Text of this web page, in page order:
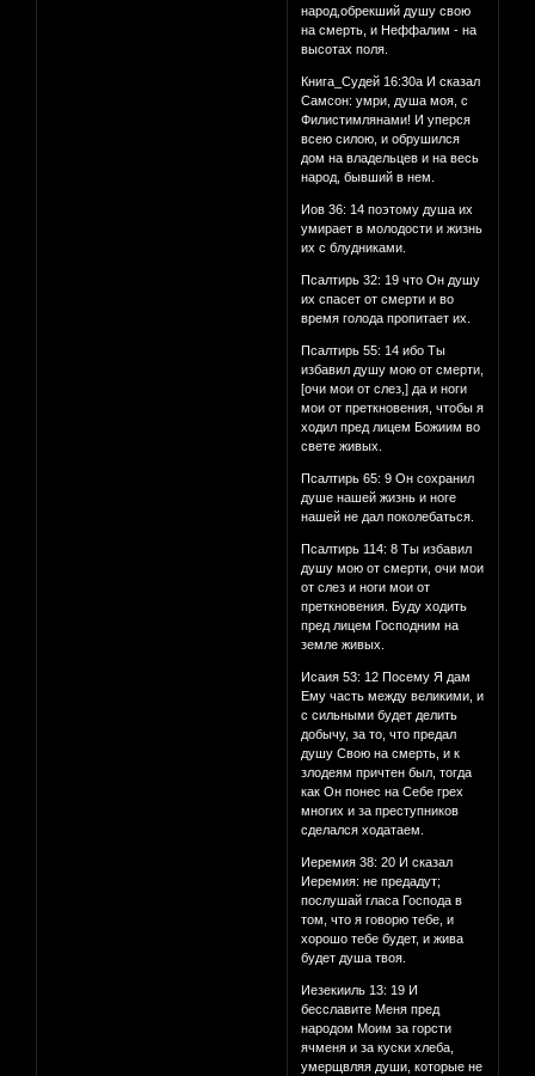
народ,обрекший душу свою
на смерть, и Неффалим - на
высотах поля.
Книга_Судей 16:30а И сказал
Самсон: умри, душа моя, с
Филистимлянами! И уперся
всею силою, и обрушился
дом на владельцев и на весь
народ, бывший в нем.
Иов 36: 14 поэтому душа их
умирает в молодости и жизнь
их с блудниками.
Псалтирь 32: 19 что Он душу
их спасет от смерти и во
время голода пропитает их.
Псалтирь 55: 14 ибо Ты
избавил душу мою от смерти,
[очи мои от слез,] да и ноги
мои от преткновения, чтобы я
ходил пред лицем Божиим во
свете живых.
Псалтирь 65: 9 Он сохранил
душе нашей жизнь и ноге
нашей не дал поколебаться.
Псалтирь 114: 8 Ты избавил
душу мою от смерти, очи мои
от слез и ноги мои от
преткновения. Буду ходить
пред лицем Господним на
земле живых.
Исаия 53: 12 Посему Я дам
Ему часть между великими, и
с сильными будет делить
добычу, за то, что предал
душу Свою на смерть, и к
злодеям причтен был, тогда
как Он понес на Себе грех
многих и за преступников
сделался ходатаем.
Иеремия 38: 20 И сказал
Иеремия: не предадут;
послушай гласа Господа в
том, что я говорю тебе, и
хорошо тебе будет, и жива
будет душа твоя.
Иезекииль 13: 19 И
бесславите Меня пред
народом Моим за горсти
ячменя и за куски хлеба,
умерщвляя души, которые не